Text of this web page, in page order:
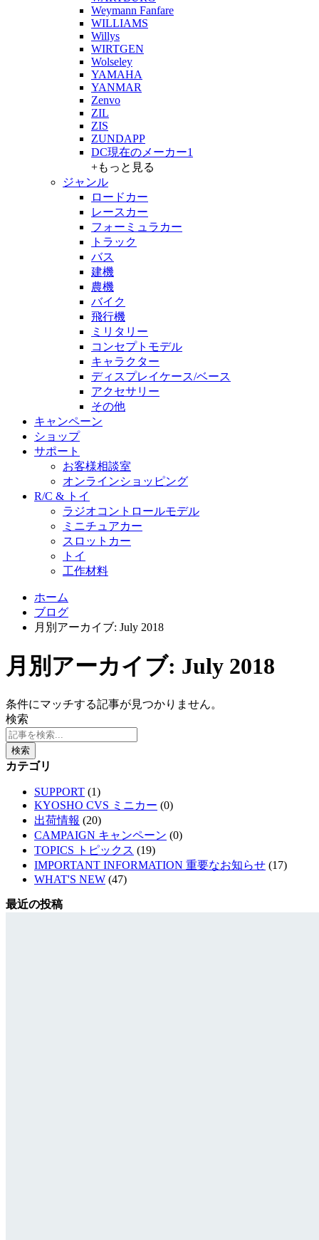
Weymann Fanfare
WILLIAMS
Willys
WIRTGEN
Wolseley
YAMAHA
YANMAR
Zenvo
ZIL
ZIS
ZUNDAPP
DC現在のメーカー1
+もっと見る
ジャンル
ロードカー
レースカー
フォーミュラカー
トラック
バス
建機
農機
バイク
飛行機
ミリタリー
コンセプトモデル
キャラクター
ディスプレイケース/ベース
アクセサリー
その他
キャンペーン
ショップ
サポート
お客様相談室
オンラインショッピング
R/C & トイ
ラジオコントロールモデル
ミニチュアカー
スロットカー
トイ
工作材料
ホーム
ブログ
月別アーカイブ: July 2018
月別アーカイブ: July 2018
条件にマッチする記事が見つかりません。
検索
検索
カテゴリ
SUPPORT (1)
KYOSHO CVS ミニカー (0)
出荷情報 (20)
CAMPAIGN キャンペーン (0)
TOPICS トピックス (19)
IMPORTANT INFORMATION 重要なお知らせ (17)
WHAT'S NEW (47)
最近の投稿